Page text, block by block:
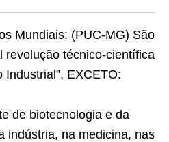
Mundiais: (PUC-MG) São
revolução técnico-científica
Industrial”, EXCETO:
de biotecnologia e da
indústria, na medicina, nas